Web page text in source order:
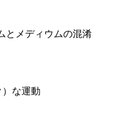
とメディウムの混淆
な運動